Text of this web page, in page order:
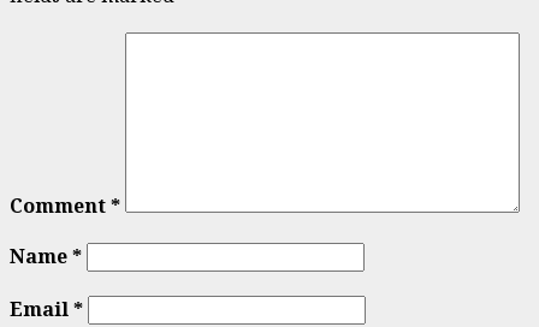
Comment*
Name*
Email*